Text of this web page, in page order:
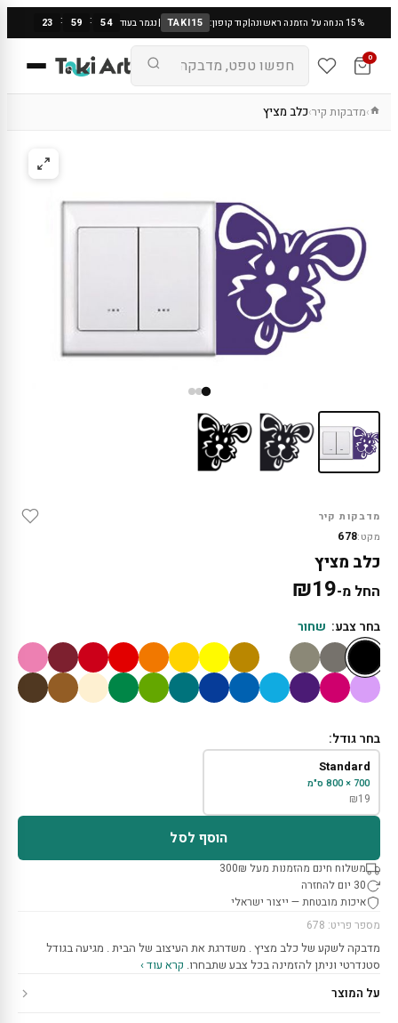
15% הנחה על הזמנה ראשונה |קוד קופון: TAKI15
|נגמר בעוד 23 : 59 : 53
0
›מדבקות קיר›כלב מציץ
מדבקות קיר
מקט:678
כלב מציץ
החל מ- ₪19
בחר צבע: שחור
בחר גודל:
Standard
700 × 800 ס"מ
₪19
הוסף לסל
משלוח חינם מהזמנות מעל 300₪
30 יום להחזרה
איכות מובטחת — ייצור ישראלי
מספר פריט: 678
מדבקה לשקע של כלב מציץ . משדרגת את העיצוב של הבית . מגיעה בגודל
סטנדרטי וניתן להזמינה בכל צבע שתבחרו. קרא עוד ›
על המוצר